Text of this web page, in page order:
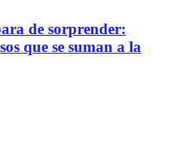
de sorprender:
que se suman a la